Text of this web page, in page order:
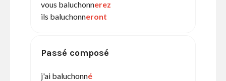
vous baluchonnerez
ils baluchonneront
Passé composé
j'ai baluchonné